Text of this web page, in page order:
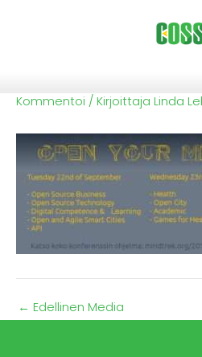
Kommentoi / Kirjoittaja Linda
← Edellinen Media